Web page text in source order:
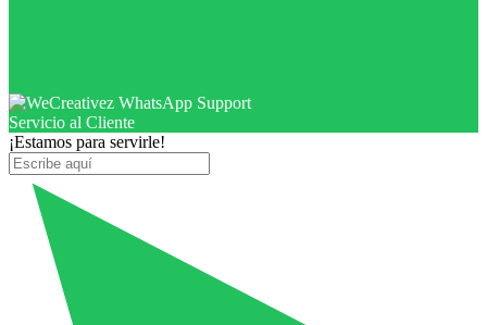
Servicio al Cliente
¡Estamos para servirle!